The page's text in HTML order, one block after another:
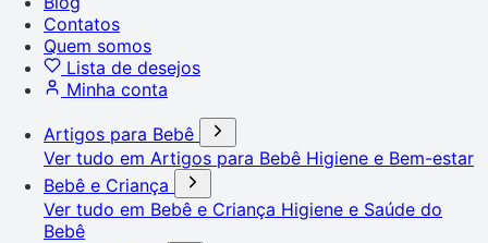
Contatos
Quem somos
Lista de desejos
Minha conta
Artigos para Bebê
Ver tudo em Artigos para Bebê Higiene e Bem-estar
Bebê e Criança
Ver tudo em Bebê e Criança Higiene e Saúde do
Bebê